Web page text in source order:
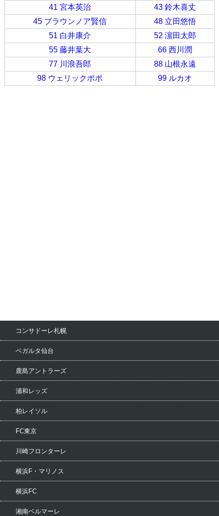
41 宮本英治
43 鈴木喜丈
45 ブラウンノア賢信
48 立田悠悟
51 白井康介
52 濵田太郎
55 藤井葉大
66 西川潤
77 川浪吾郎
88 山根永遠
98 ウェリックポポ
99 ルカオ
コンサドーレ札幌
ベガルタ仙台
鹿島アントラーズ
浦和レッズ
柏レイソル
FC東京
川崎フロンターレ
横浜F・マリノス
横浜FC
湘南ベルマーレ